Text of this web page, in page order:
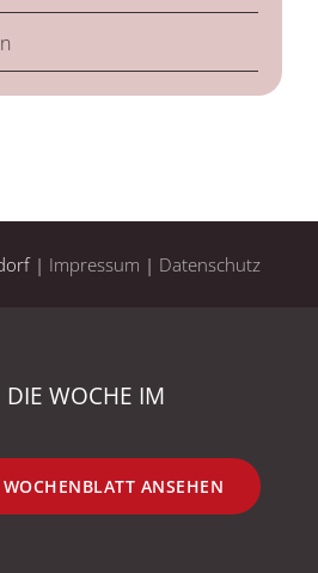
| Impressum | Datenschutz
WOCHE IM
ANSEHEN